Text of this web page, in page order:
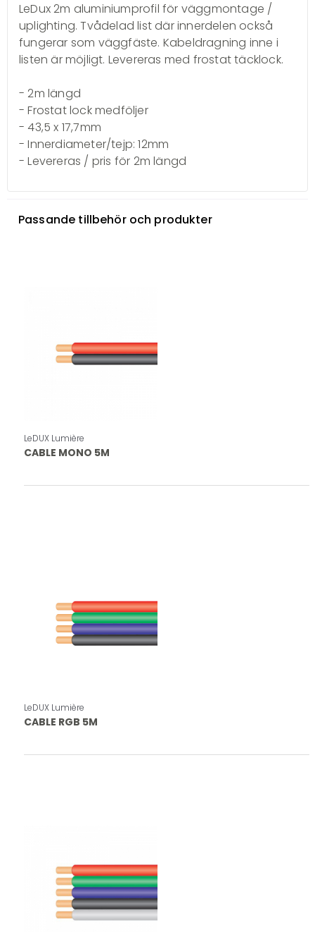
LeDux 2m aluminiumprofil för väggmontage /
uplighting. Tvådelad list där innerdelen också
fungerar som väggfäste. Kabeldragning inne i
listen är möjligt. Levereras med frostat täcklock.
- 2m längd
- Frostat lock medföljer
- 43,5 x 17,7mm
- Innerdiameter/tejp: 12mm
- Levereras / pris för 2m längd
Passande tillbehör och produkter
LeDUX Lumière
CABLE MONO 5M
LeDUX Lumière
CABLE RGB 5M